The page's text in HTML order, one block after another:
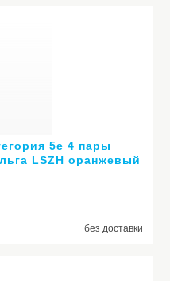
5e 4 пары
LSZH оранжевый
без доставки